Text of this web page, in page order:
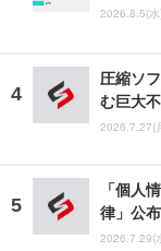
2026.8.5(
圧縮ソ
む巨大
2026.7.27(
「個人
律」公布
2026.7.29(